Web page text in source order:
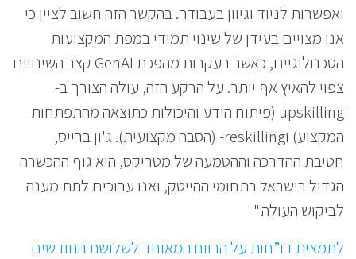
ואפשרות לניוד וגיוון בעבודה. בהקשר הזה חשוב לציין כי
אנו מצויים בעידן של שינוי תמידי במפת המקצועות
הטכנולוגיים, כאשר בעקבות מהפכת GenAI קצב השינויים
צפוי להאיץ אף יותר. על הרקע הזה, עולה הצורך ב-
upskilling (פיתוח הידע והיכולות כתוצאה מהתפתחות
המקצוע) וreskilling- (הסבה מקצועית). ג'ון ברייס,
חטיבת ההדרכה וההטמעה של מטריקס, היא גוף ההכשרה
הגדול בישראל בתחומי ההייטק, ואנו ערוכים לתת מענה
לביקוש העולה."
לתמצית דו”חות על הרווח המאוחד לשלושת החודשים